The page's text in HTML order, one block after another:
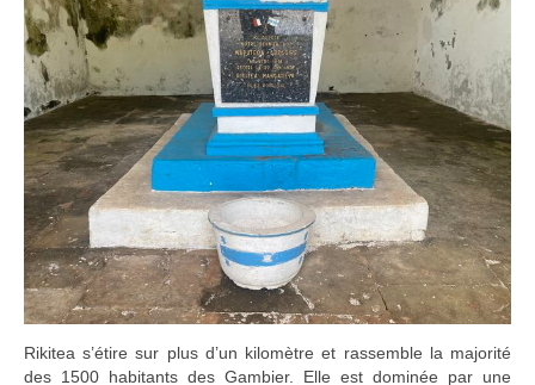
Rikitea s’étire sur plus d’un kilomètre et rassemble la majorité
des 1500 habitants des Gambier. Elle est dominée par une